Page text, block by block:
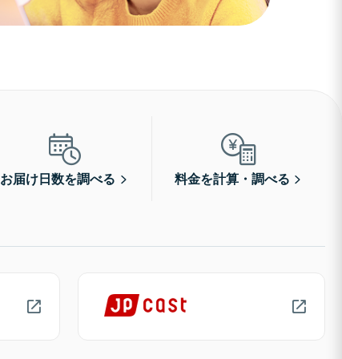
お届け日数を調べる 料金を計算・調べる